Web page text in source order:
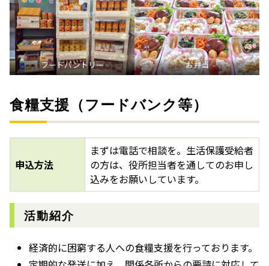
フードパントリー お弁当
食糧支援（フードバンク等）
申込方法
まずは電話で相談を。生活保護受給者
の方は、役所担当者を通してのお申し
込みをお願いしています。
活動紹介
経済的に困窮する人への食糧支援を行っております。